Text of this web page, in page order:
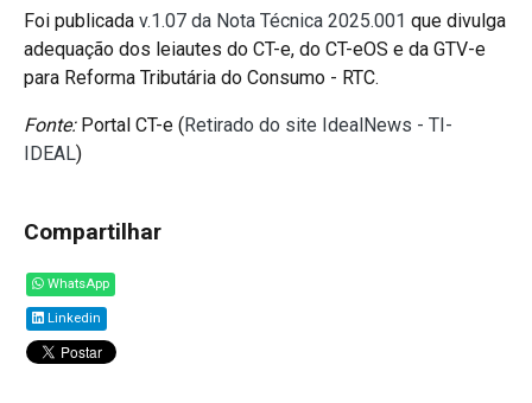
Foi publicada v.1.07 da Nota Técnica 2025.001 que divulga
adequação dos leiautes do CT-e, do CT-eOS e da GTV-e
para Reforma Tributária do Consumo - RTC.
Fonte:Portal CT-e (Retirado do site IdealNews - TI-
IDEAL)
Compartilhar
WhatsApp
Linkedin